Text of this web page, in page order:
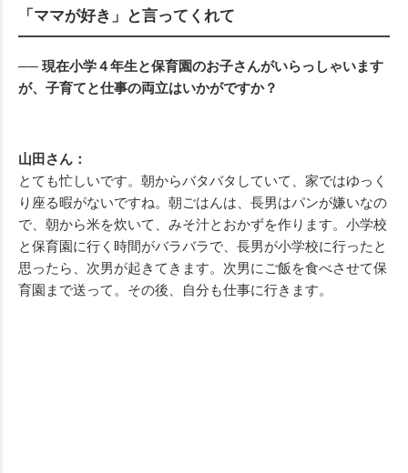
「ママが好き」と言ってくれて
── 現在小学４年生と保育園のお子さんがいらっしゃいます
が、子育てと仕事の両立はいかがですか？
山田さん：
とても忙しいです。朝からバタバタしていて、家ではゆっく
り座る暇がないですね。朝ごはんは、長男はパンが嫌いなの
で、朝から米を炊いて、みそ汁とおかずを作ります。小学校
と保育園に行く時間がバラバラで、長男が小学校に行ったと
思ったら、次男が起きてきます。次男にご飯を食べさせて保
育園まで送って。その後、自分も仕事に行きます。